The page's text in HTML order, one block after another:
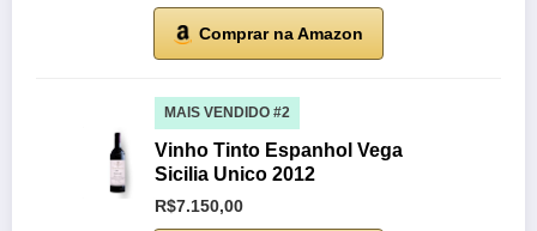
Comprar na Amazon
MAIS VENDIDO #2
Vinho Tinto Espanhol Vega
Sicilia Unico 2012
R$7.150,00